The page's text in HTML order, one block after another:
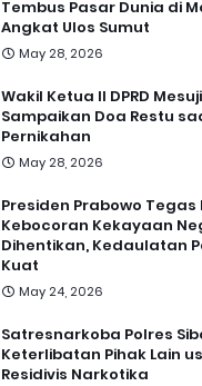
Tembus Pasar Dunia di
Angkat Ulos Sumut
May 28, 2026
Wakil Ketua II DPRD
Sampaikan Doa Restu
Pernikahan
May 28, 2026
Presiden Prabowo Tegas
Kebocoran Kekayaan
Dihentikan, Kedaulatan
Kuat
May 24, 2026
Satresnarkoba Polres
Keterlibatan Pihak Lain
Residivis Narkotika